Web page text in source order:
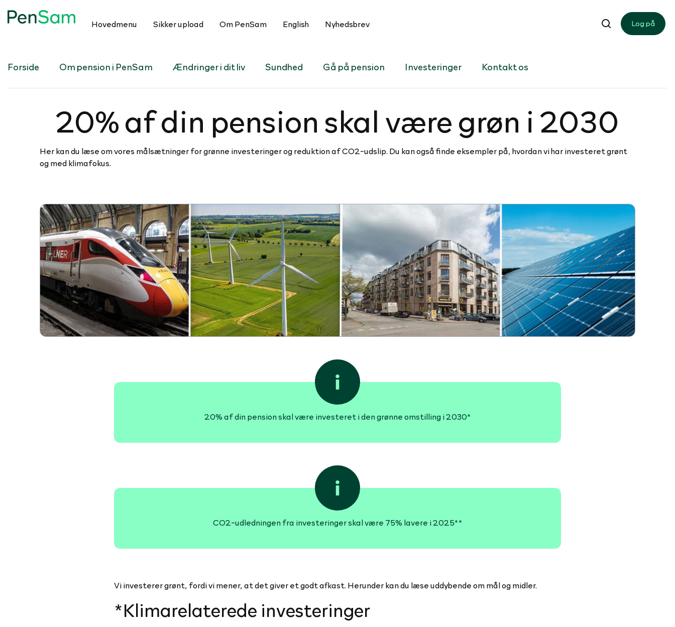
Hovedmenu Sikker upload Om PenSam English Nyhedsbrev Log på
Forside Om pension i PenSam Ændringer i dit liv Sundhed Gå på pension Investeringer Kontakt os
20% af din pension skal være grøn i 2030
Her kan du læse om vores målsætninger for grønne investeringer og reduktion af CO2-udslip. Du kan også finde eksempler på, hvordan vi har investeret grønt
og med klimafokus.
20% af din pension skal være investeret i den grønne omstilling i 2030*
CO2-udledningen fra investeringer skal være 75% lavere i 2025**
Vi investerer grønt, fordi vi mener, at det giver et godt afkast. Herunder kan du læse uddybende om mål og midler.
*Klimarelaterede investeringer